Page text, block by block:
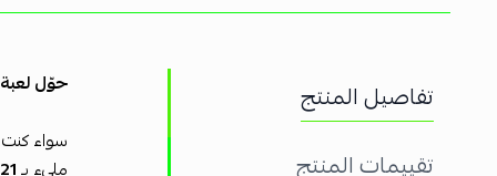
تفاصيل المنتج
تقييمات المنتج
حوّل لعبة
سواء كنت
مليء بـ21 جرام من البروتين